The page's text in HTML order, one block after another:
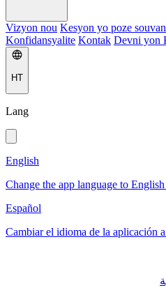
Vizyon nou Kesyon yo poze souvan
Konfidansyalite Kontak Devni yon
HT
Lang
English
Change the app language to
Español
Cambiar el idioma de la aplicación